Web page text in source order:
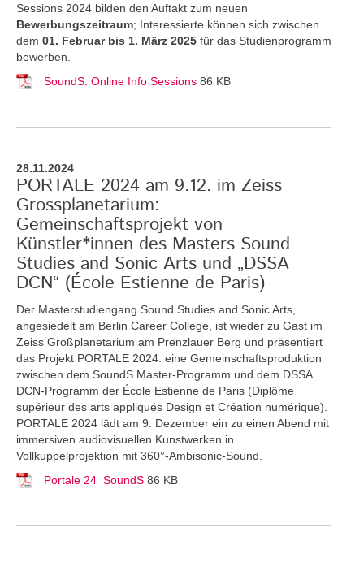
Sessions 2024 bilden den Auftakt zum neuen
Bewerbungszeitraum; Interessierte können sich zwischen
dem 01. Februar bis 1. März 2025 für das Studienprogramm
bewerben.
SoundS: Online Info Sessions 86 KB
28.11.2024
PORTALE 2024 am 9.12. im Zeiss
Grossplanetarium:
Gemeinschaftsprojekt von
Künstler*innen des Masters Sound
Studies and Sonic Arts und „DSSA
DCN“ (École Estienne de Paris)
Der Masterstudiengang Sound Studies and Sonic Arts,
angesiedelt am Berlin Career College, ist wieder zu Gast im
Zeiss Großplanetarium am Prenzlauer Berg und präsentiert
das Projekt PORTALE 2024: eine Gemeinschaftsproduktion
zwischen dem SoundS Master-Programm und dem DSSA
DCN-Programm der École Estienne de Paris (Diplôme
supérieur des arts appliqués Design et Création numérique).
PORTALE 2024 lädt am 9. Dezember ein zu einen Abend mit
immersiven audiovisuellen Kunstwerken in
Vollkuppelprojektion mit 360°-Ambisonic-Sound.
Portale 24_SoundS 86 KB